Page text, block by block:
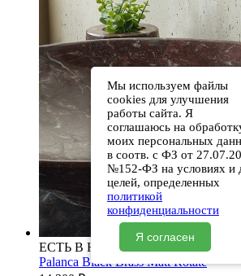
ЕСТЬ В НАЛИЧИИ
Palanca Black Brass Matt Rotate
Мы используем файлы
cookies для улучшения
работы сайта. Я
соглашаюсь на
моих персональных
в соотв. с ФЗ от
№152-ФЗ на условиях и
целей, определенных
политикой
конфиденциальности
Я согласен